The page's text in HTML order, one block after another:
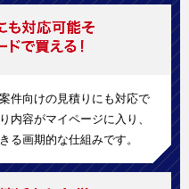
件向けの見積りにも対応で
内容がマイページに入り、
る画期的な仕組みです。